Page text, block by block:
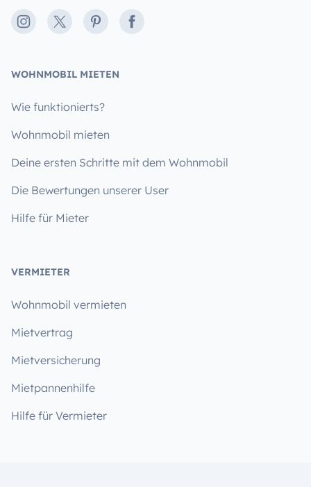
Instagram
X PinterestFacebook
WOHNMOBIL MIETEN
Wie funktionierts?
Wohnmobil mieten
Deine ersten Schritte mit dem Wohnmobil
Die Bewertungen unserer User
Hilfe für Mieter
VERMIETER
Wohnmobil vermieten
Mietvertrag
Mietversicherung
Mietpannenhilfe
Hilfe für Vermieter